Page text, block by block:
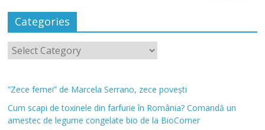
Categories
”Zece femei” de Marcela Serrano, zece povești
Cum scapi de toxinele din farfurie în România? Comandă un
amestec de legume congelate bio de la BioCorner